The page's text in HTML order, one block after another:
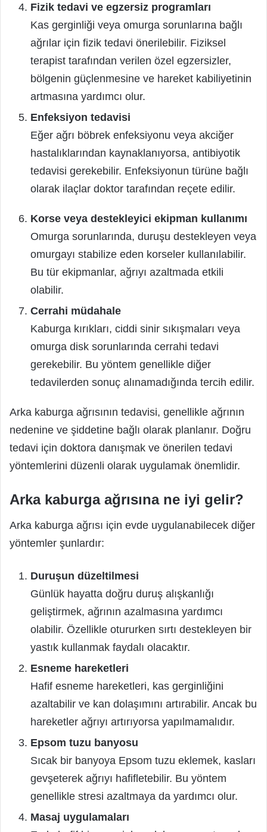
Fizik tedavi ve egzersiz programları
Kas gerginliği veya omurga sorunlarına bağlı
ağrılar için fizik tedavi önerilebilir. Fiziksel
terapist tarafından verilen özel egzersizler,
bölgenin güçlenmesine ve hareket kabiliyetinin
artmasına yardımcı olur.
Enfeksiyon tedavisi
Eğer ağrı böbrek enfeksiyonu veya akciğer
hastalıklarından kaynaklanıyorsa, antibiyotik
tedavisi gerekebilir. Enfeksiyonun türüne bağlı
olarak ilaçlar doktor tarafından reçete edilir.
Korse veya destekleyici ekipman kullanımı
Omurga sorunlarında, duruşu destekleyen veya
omurgayı stabilize eden korseler kullanılabilir.
Bu tür ekipmanlar, ağrıyı azaltmada etkili
olabilir.
Cerrahi müdahale
Kaburga kırıkları, ciddi sinir sıkışmaları veya
omurga disk sorunlarında cerrahi tedavi
gerekebilir. Bu yöntem genellikle diğer
tedavilerden sonuç alınamadığında tercih edilir.
Arka kaburga ağrısının tedavisi, genellikle ağrının
nedenine ve şiddetine bağlı olarak planlanır. Doğru
tedavi için doktora danışmak ve önerilen tedavi
yöntemlerini düzenli olarak uygulamak önemlidir.
Arka kaburga ağrısına ne iyi gelir?
Arka kaburga ağrısı için evde uygulanabilecek diğer
yöntemler şunlardır:
Duruşun düzeltilmesi
Günlük hayatta doğru duruş alışkanlığı
geliştirmek, ağrının azalmasına yardımcı
olabilir. Özellikle otururken sırtı destekleyen bir
yastık kullanmak faydalı olacaktır.
Esneme hareketleri
Hafif esneme hareketleri, kas gerginliğini
azaltabilir ve kan dolaşımını artırabilir. Ancak bu
hareketler ağrıyı artırıyorsa yapılmamalıdır.
Epsom tuzu banyosu
Sıcak bir banyoya Epsom tuzu eklemek, kasları
gevşeterek ağrıyı hafifletebilir. Bu yöntem
genellikle stresi azaltmaya da yardımcı olur.
Masaj uygulamaları